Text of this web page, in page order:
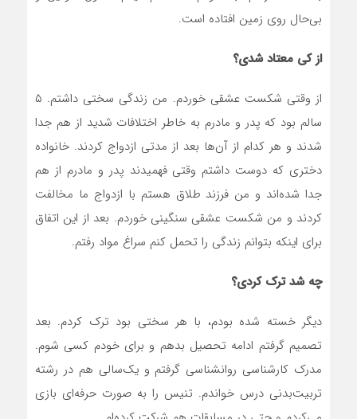
بی‌حال روی زمین افتاده است.
از کی معتاد شدی؟
از وقتی شکست عشقی خوردم. من زندگی سختی داشتم. ۵
سالم بود که پدر و مادرم به خاطر اختلافات شدید از هم جدا
شدند و هر کدام از آن‌ها بعد از مدتی ازدواج کردند. خانواده
دختری که دوست داشتم وقتی فهمیدند پدر و مادرم از هم
جدا شده‌اند و من فرزند طلاق هستم با ازدواج ما مخالفت
کردند و من شکست عشقی سنگینی خوردم. بعد از این اتفاق
برای اینکه بتوانم زندگی را تحمل کنم سراغ مواد رفتم.
چه شد ترک کردی؟
دیگر خسته شده بودم، با هر سختی بود ترک کردم. بعد
تصمیم گرفتم ادامه تحصیل بدهم و برای خودم کسی شوم.
مدرک کارشناسی روانشناسی گرفتم و یک‌سالی هم در رشته
تربیت‌بدنی درس خواندم. تنیس را به صورت حرفه‌ای بازی